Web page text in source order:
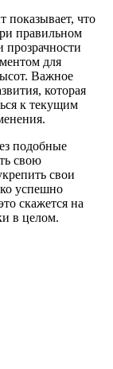
что
правильном
прозрачности
для
Важное
которая
к текущим
подобные
свою
свои
успешно
скажется на
в целом.